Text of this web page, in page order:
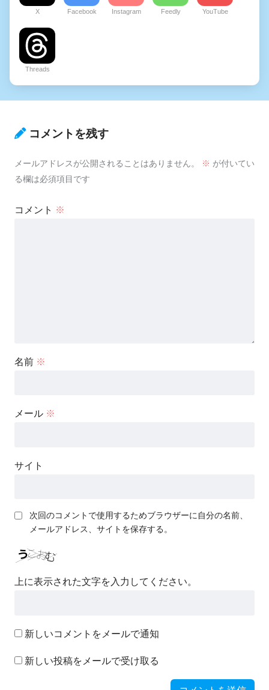
X Facebook Instagram Feedly YouTube
Threads
コメントを残す
メールアドレスが公開されることはありません。 ※ が付いてい
る欄は必須項目です
コメント ※
名前 ※
メール ※
サイト
次回のコメントで使用するためブラウザーに自分の名前、
メールアドレス、サイトを保存する。
上に表示された文字を入力してください。
新しいコメントをメールで通知
新しい投稿をメールで受け取る